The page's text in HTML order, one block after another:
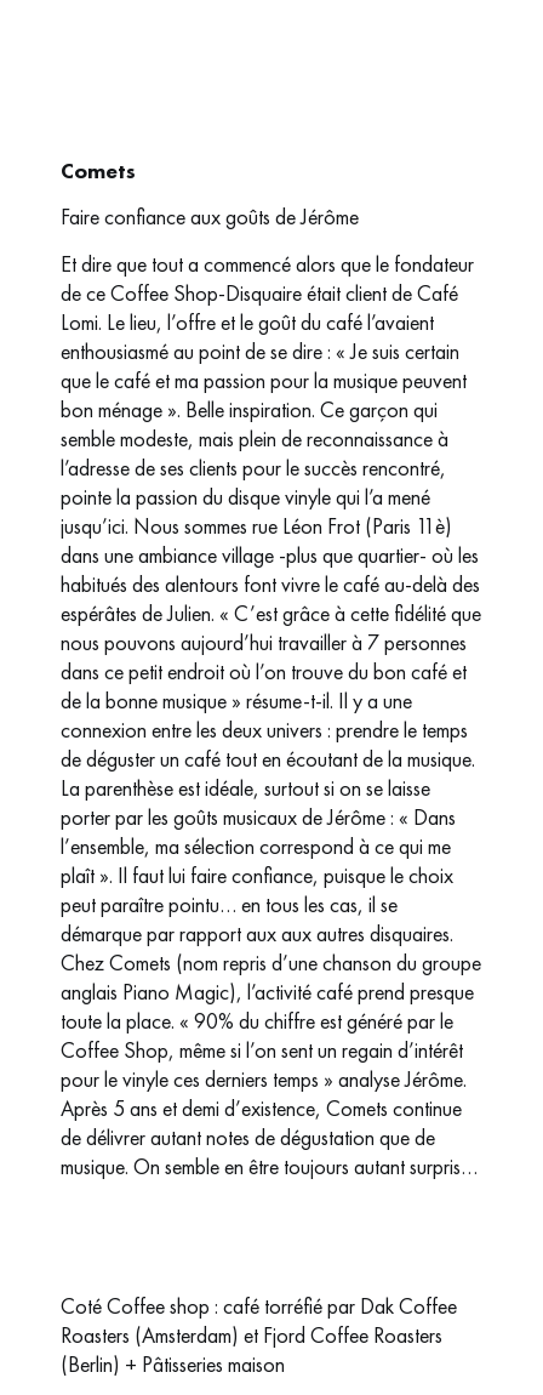
Comets
Faire confiance aux goûts de Jérôme
Et dire que tout a commencé alors que le fondateur
de ce Coffee Shop-Disquaire était client de Café
Lomi. Le lieu, l’offre et le goût du café l’avaient
enthousiasmé au point de se dire : « Je suis certain
que le café et ma passion pour la musique peuvent
bon ménage ». Belle inspiration. Ce garçon qui
semble modeste, mais plein de reconnaissance à
l’adresse de ses clients pour le succès rencontré,
pointe la passion du disque vinyle qui l’a mené
jusqu’ici. Nous sommes rue Léon Frot (Paris 11è)
dans une ambiance village -plus que quartier- où les
habitués des alentours font vivre le café au-delà des
espérâtes de Julien. « C’est grâce à cette fidélité que
nous pouvons aujourd’hui travailler à 7 personnes
dans ce petit endroit où l’on trouve du bon café et
de la bonne musique » résume-t-il. Il y a une
connexion entre les deux univers : prendre le temps
de déguster un café tout en écoutant de la musique.
La parenthèse est idéale, surtout si on se laisse
porter par les goûts musicaux de Jérôme : « Dans
l’ensemble, ma sélection correspond à ce qui me
plaît ». Il faut lui faire confiance, puisque le choix
peut paraître pointu… en tous les cas, il se
démarque par rapport aux aux autres disquaires.
Chez Comets (nom repris d’une chanson du groupe
anglais Piano Magic), l’activité café prend presque
toute la place. « 90% du chiffre est généré par le
Coffee Shop, même si l’on sent un regain d’intérêt
pour le vinyle ces derniers temps » analyse Jérôme.
Après 5 ans et demi d’existence, Comets continue
de délivrer autant notes de dégustation que de
musique. On semble en être toujours autant surpris…
Coté Coffee shop : café torréfié par Dak Coffee
Roasters (Amsterdam) et Fjord Coffee Roasters
(Berlin) + Pâtisseries maison